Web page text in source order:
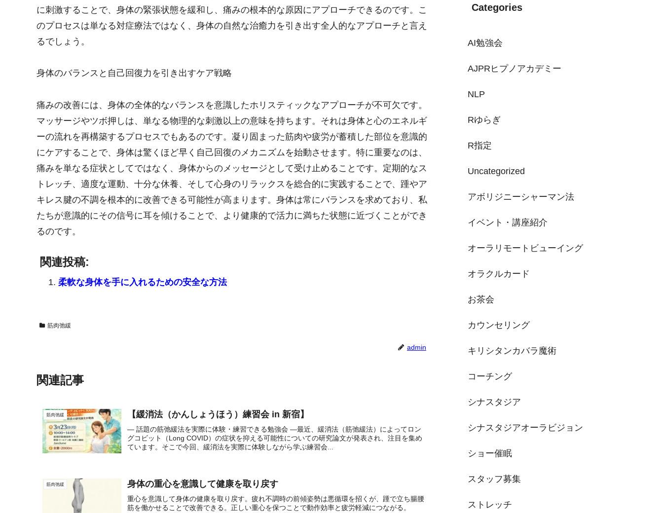
に刺激することで、身体の緊張状態を緩和し、痛みの根本的な原因にアプローチできるのです。こ
のプロセスは単なる対症療法ではなく、身体の自然な治癒力を引き出す全人的なアプローチと言え
るでしょう。
身体のバランスと自己回復力を引き出すケア戦略
痛みの改善には、身体の全体的なバランスを意識したホリスティックなアプローチが不可欠です。
マッサージやツボ押しは、単なる物理的な刺激以上の意味を持ちます。それは身体と心のエネルギ
ーの流れを再構築するプロセスでもあるのです。凝り固まった筋肉や疲労が蓄積した部位を意識的
にケアすることで、身体は驚くほど早く自己回復のメカニズムを始動させます。特に重要なのは、
痛みを単なる症状としてではなく、身体からのメッセージとして受け止めることです。定期的なス
トレッチ、適度な運動、十分な休養、そして心身のリラックスを総合的に実践することで、踵やア
キレス腱の不調を根本的に改善できる可能性が高まります。身体は常にバランスを求めており、私
たちが意識的にその信号に耳を傾けることで、より健康的で活力に満ちた状態に近づくことができ
るのです。
関連投稿:
柔軟な身体を手に入れるための安全な方法
筋肉弛緩
admin
関連記事
筋肉弛緩 【緩消法（かんしょうほう）練習会 in 新宿】
― 話題の筋弛緩法を実際に体験・練習できる勉強会 ―最近、緩消法（筋弛緩法）によってロン
グコビット（Long COVID）の症状を抑える可能性についての研究論文が発表され、注目を集め
ています。そこで今回、緩消法を実際に体験しながら学ぶ練習会...
筋肉弛緩 身体の重心を意識して健康を取り戻す
重心を意識して身体の健康を取り戻す。疲れ不調時の前傾姿勢は悪循環を招くが、踵で立ち腸腰
筋を働かせることで改善できる。正しい重心を保つことで動作効率と疲労軽減につながる。
Categories
AI勉強会
AJPRヒプノアカデミー
NLP
Rゆらぎ
R指定
Uncategorized
アボリジニーシャーマン法
イベント・講座紹介
オーラリモートビューイング
オラクルカード
お茶会
カウンセリング
キリシタンカバラ魔術
コーチング
シナスタジア
シナスタジアオーラビジョン
ショー催眠
スタッフ募集
ストレッチ